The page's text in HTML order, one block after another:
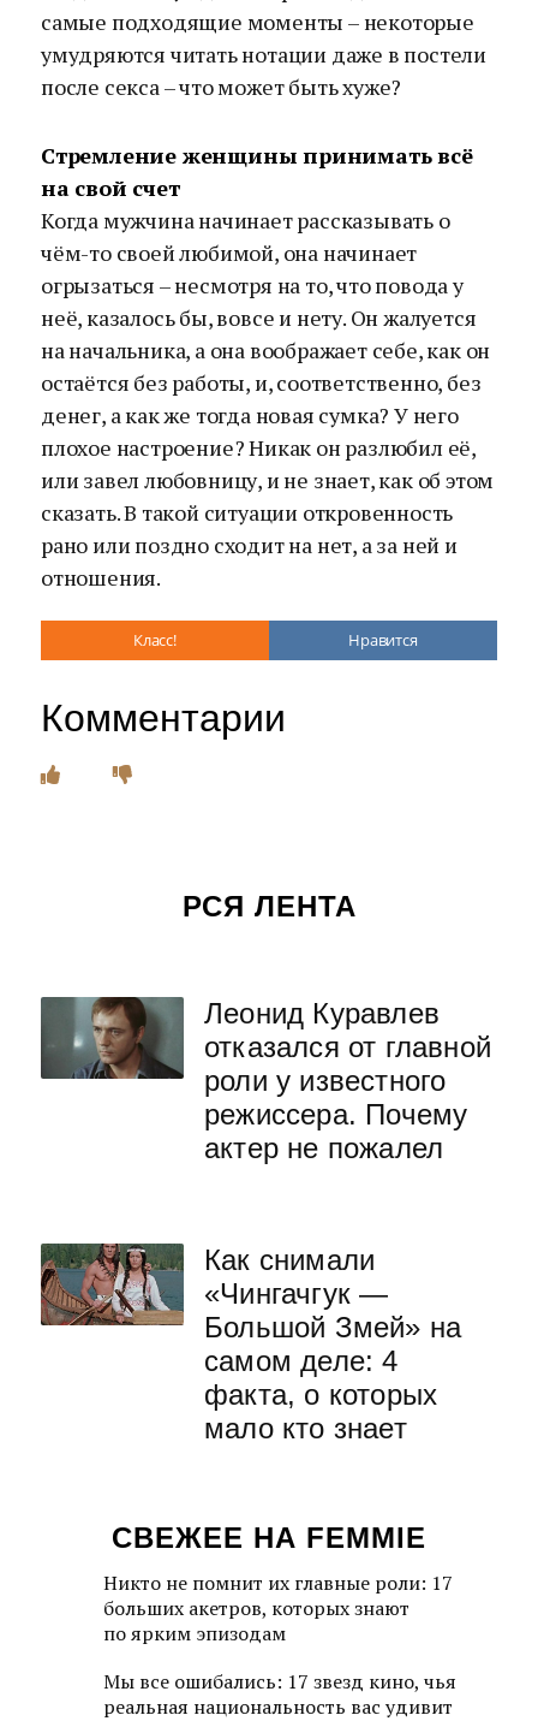
самые подходящие моменты – некоторые
умудряются читать нотации даже в постели
после секса – что может быть хуже?
Стремление женщины принимать всё
на свой счет
Когда мужчина начинает рассказывать о
чём-то своей любимой, она начинает
огрызаться – несмотря на то, что повода у
неё, казалось бы, вовсе и нету. Он жалуется
на начальника, а она воображает себе, как он
остаётся без работы, и, соответственно, без
денег, а как же тогда новая сумка? У него
плохое настроение? Никак он разлюбил её,
или завел любовницу, и не знает, как об этом
сказать. В такой ситуации откровенность
рано или поздно сходит на нет, а за ней и
отношения.
Класс! Нравится
Комментарии
РСЯ ЛЕНТА
Леонид Куравлев
отказался от главной
роли у известного
режиссера. Почему
актер не пожалел
Как снимали
«Чингачгук —
Большой Змей» на
самом деле: 4
факта, о которых
мало кто знает
СВЕЖЕЕ НА FEMMIE
Никто не помнит их главные роли: 17
больших акетров, которых знают
по ярким эпизодам
Мы все ошибались: 17 звезд кино, чья
реальная национальность вас удивит